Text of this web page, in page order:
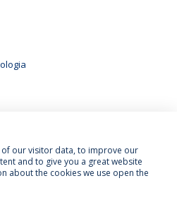
Termos & Condições
of our visitor data, to improve our
and to give you a great website
about the cookies we use open the